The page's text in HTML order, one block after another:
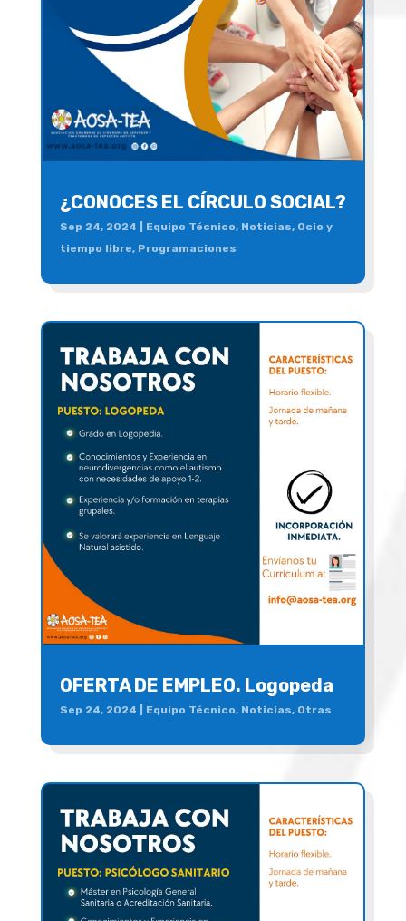
¿CONOCES EL CÍRCULO SOCIAL?
Sep 24, 2024 Equipo Técnico, Noticias, Ocio y
tiempo libre, Programaciones
OFERTA DE EMPLEO. Logopeda
Sep 24, 2024 Equipo Técnico, Noticias, Otras